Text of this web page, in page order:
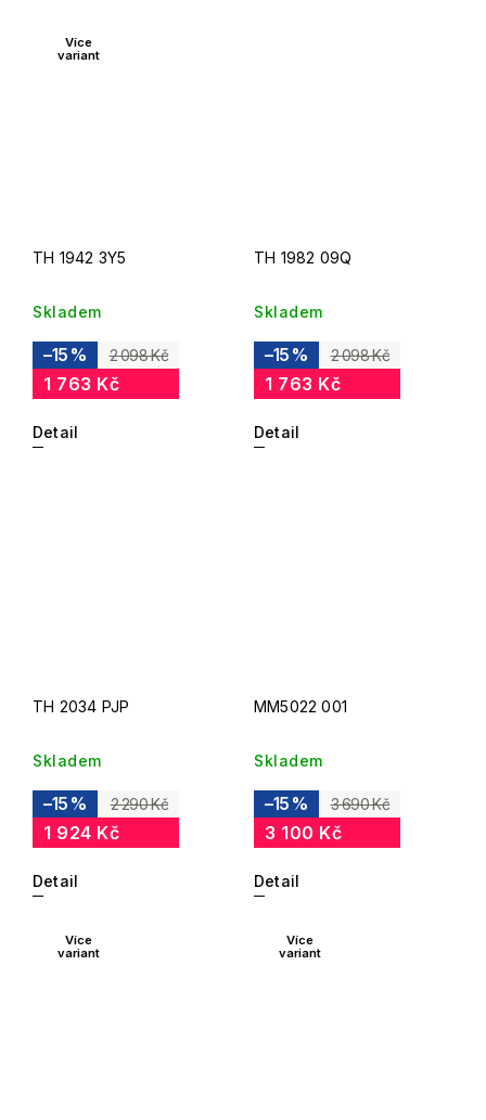
Více
variant
TH 1942 3Y5
Skladem
2 098 Kč
–15 %
1 763 Kč
Detail
TH 1982 09Q
Skladem
2 098 Kč
–15 %
1 763 Kč
Detail
TH 2034 PJP
Skladem
2 290 Kč
–15 %
1 924 Kč
Detail
MM5022 001
Skladem
3 690 Kč
–15 %
3 100 Kč
Detail
Více
variant
Více
variant